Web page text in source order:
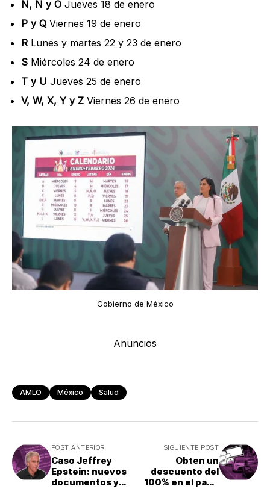
N, Ñ y O Jueves 18 de enero
P y Q Viernes 19 de enero
RLunes y martes 22 y 23 de enero
S Miércoles 24 de enero
T y U Jueves 25 de enero
V, W, X, Y y Z Viernes 26 de enero
Gobierno de México
Anuncios
AMLO México Salud
POST ANTERIOR
Caso Jeffrey
Epstein: nuevos
documentos y
SIGUIENTE POST
Obten un
descuento del
100% en el pago